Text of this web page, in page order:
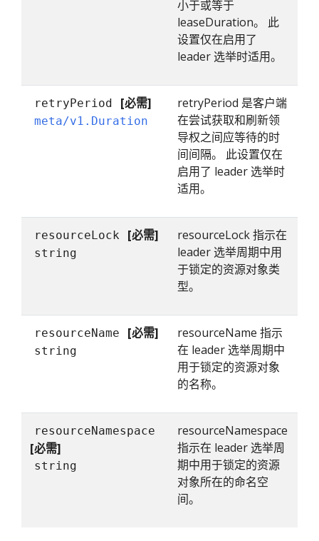
小于或等于
leaseDuration。 此
设置仅在启用了
leader 选举时适用。
retryPeriod [必需]
meta/v1.Duration
retryPeriod 是客户端
在尝试获取和刷新领
导权之间应等待的时
间间隔。 此设置仅在
启用了 leader 选举时
适用。
resourceLock [必需]
string
resourceLock 指示在
leader 选举周期中用
于锁定的资源对象类
型。
resourceName [必需]
string
resourceName 指示
在 leader 选举周期中
用于锁定的资源对象
的名称。
resourceNamespace
[必需]
string
resourceNamespace
指示在 leader 选举周
期中用于锁定的资源
对象所在的命名空
间。